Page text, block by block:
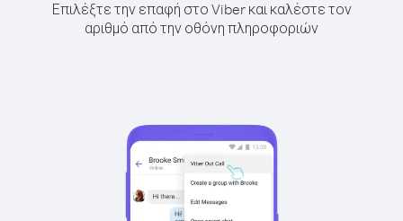
Επιλέξτε την επαφή στο Viber και καλέστε τον
αριθμό από την οθόνη πληροφοριών